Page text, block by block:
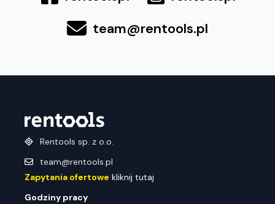
team@rentools.pl
Rentools sp. z o.o.
team@rentools.pl
Zapytania ofertowe kliknij tutaj
Godziny pracy